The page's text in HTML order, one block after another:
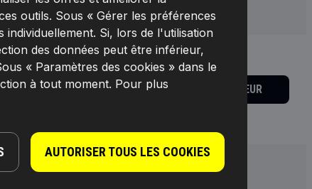
outils. Sous « Gérer les préférences
Si, lors de l'utilisation
des données peut être inférieur,
« Paramètres des cookies » dans le
à tout moment. Pour plus
AUTORISER TOUS LES COOKIES
de pièce du fabricant:
TARIF REVENDEUR